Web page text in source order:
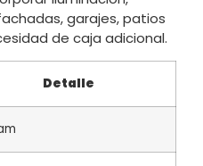
garajes, patios
de caja adicional.
Detalle